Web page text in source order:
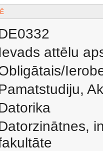
attēlu